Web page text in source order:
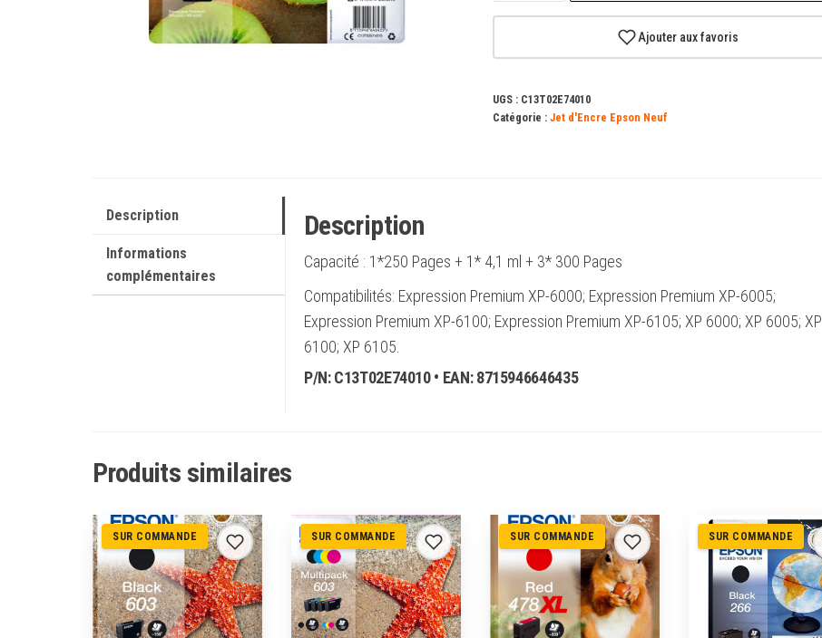
Pack
5
Ajouter aux favoris
UGS : C13T02E74010
Catégorie : Jet d'Encre Epson Neuf
Description
Informations
complémentaires
Description
Capacité : 1*250 Pages + 1* 4,1 ml + 3* 300 Pages
Compatibilités: Expression Premium XP-6000; Expression Premium XP-6005;
Expression Premium XP-6100; Expression Premium XP-6105; XP 6000; XP 6005; XP
6100; XP 6105.
P/N:C13T02E74010• EAN:8715946646435
Produits similaires
SUR COMMANDE SUR COMMANDE SUR COMMANDE SUR COMMANDE